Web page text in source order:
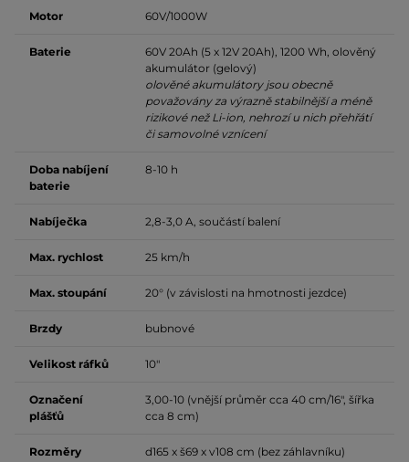
Motor 60V/1000W
Baterie
60V 20Ah (5 x 12V 20Ah), 1200 Wh, olověný
akumulátor (gelový)
olověné akumulátory jsou obecně
považovány za výrazně stabilnější a méně
rizikové než Li-ion, nehrozí u nich přehřátí
či samovolné vznícení
Doba nabíjení
baterie
8-10 h
Nabíječka 2,8-3,0 A, součástí balení
Max. rychlost 25 km/h
Max. stoupání 20° (v závislosti na hmotnosti jezdce)
Brzdy bubnové
Velikost ráfků 10"
Označení
plášťů
3,00-10 (vnější průměr cca 40 cm/16", šířka
cca 8 cm)
Rozměry d165 x š69 x v108 cm (bez záhlavníku)